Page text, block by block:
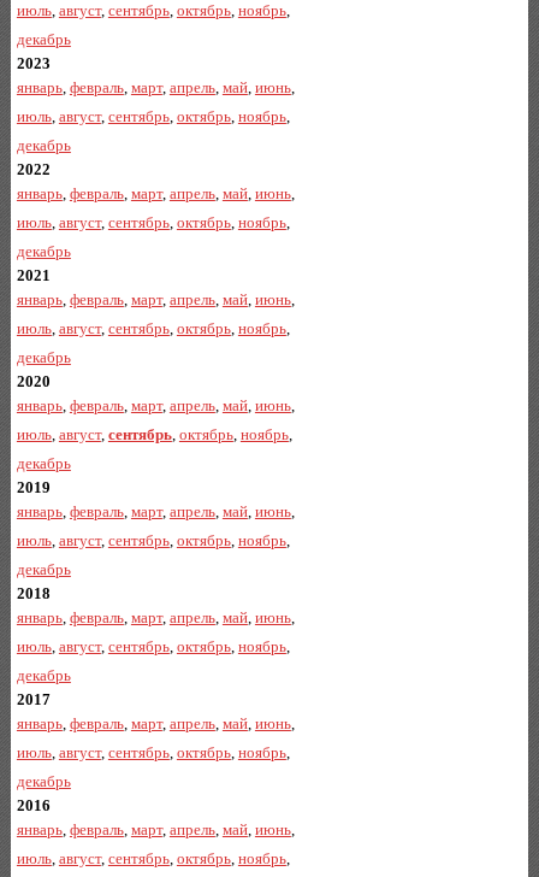
июль, август, сентябрь, октябрь, ноябрь,
декабрь
2023
январь, февраль, март, апрель, май, июнь,
июль, август, сентябрь, октябрь, ноябрь,
декабрь
2022
январь, февраль, март, апрель, май, июнь,
июль, август, сентябрь, октябрь, ноябрь,
декабрь
2021
январь, февраль, март, апрель, май, июнь,
июль, август, сентябрь, октябрь, ноябрь,
декабрь
2020
январь, февраль, март, апрель, май, июнь,
июль, август, сентябрь, октябрь, ноябрь,
декабрь
2019
январь, февраль, март, апрель, май, июнь,
июль, август, сентябрь, октябрь, ноябрь,
декабрь
2018
январь, февраль, март, апрель, май, июнь,
июль, август, сентябрь, октябрь, ноябрь,
декабрь
2017
январь, февраль, март, апрель, май, июнь,
июль, август, сентябрь, октябрь, ноябрь,
декабрь
2016
январь, февраль, март, апрель, май, июнь,
июль, август, сентябрь, октябрь, ноябрь,